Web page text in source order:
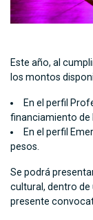
Este año, al
los montos
En el perfil
financiamiento de
En el perfil
pesos.
Se podrá
cultural, dentro de
presente